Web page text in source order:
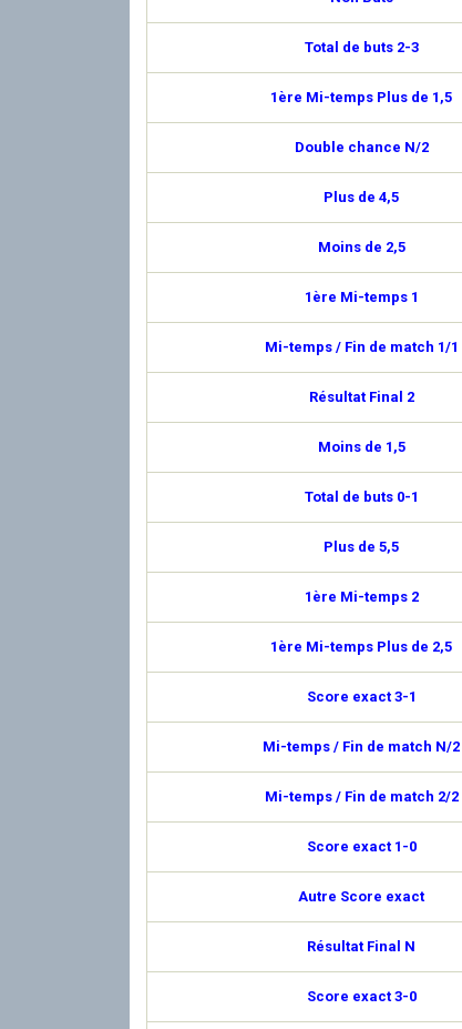
Total de buts 2-3
1ère Mi-temps Plus de 1,5
Double chance N/2
Plus de 4,5
Moins de 2,5
1ère Mi-temps 1
Mi-temps / Fin de match 1/1
Résultat Final 2
Moins de 1,5
Total de buts 0-1
Plus de 5,5
1ère Mi-temps 2
1ère Mi-temps Plus de 2,5
Score exact 3-1
Mi-temps / Fin de match N/2
Mi-temps / Fin de match 2/2
Score exact 1-0
Autre Score exact
Résultat Final N
Score exact 3-0